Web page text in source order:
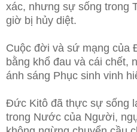
xác, nhưng sự sống trong
giờ bị hủy diệt.
Cuộc đời và sứ mạng của
bằng khổ đau và cái chết,
ánh sáng Phục sinh vinh
Đức Kitô đã thực sự sống
trong Nước của Người,